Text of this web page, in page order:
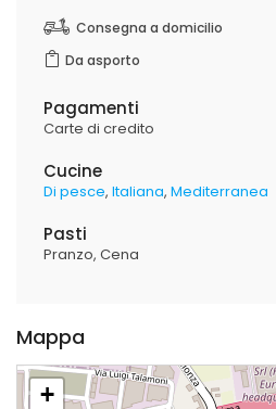
Consegna a domicilio
Da asporto
Pagamenti
Carte di credito
Cucine
Di pesce Italiana Mediterranea
Pasti
Pranzo Cena
Mappa
+